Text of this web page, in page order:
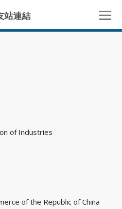
站連結
of Industries
of the Republic of China